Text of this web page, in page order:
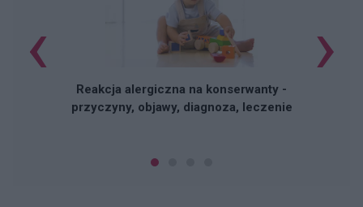
Reakcja alergiczna na konserwanty -
przyczyny, objawy, diagnoza, leczenie
‹ ›